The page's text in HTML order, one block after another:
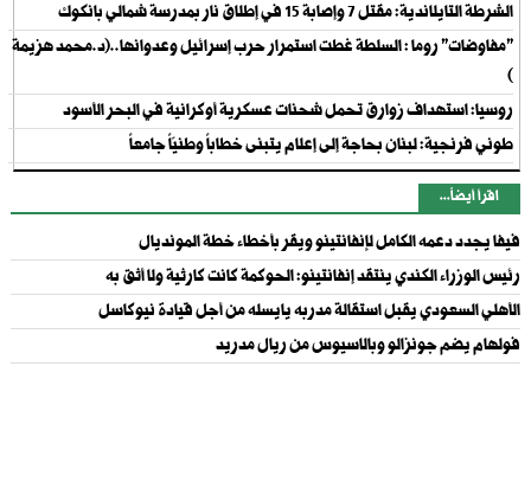
الشرطة التايلاندية: مقتل 7 وإصابة 15 في إطلاق نار بمدرسة شمالي بانكوك
"مفاوضات" روما : السلطة غطت استمرار حرب إسرائيل وعدوانها..(د.محمد هزيمة
)
روسيا: استهداف زوارق تحمل شحنات عسكرية أوكرانية في البحر الأسود
طوني فرنجية: لبنان بحاجة إلى إعلام يتبنى خطاباً وطنيّاً جامعاً
اقرأ أيضاً...
فيفا يجدد دعمه الكامل لإنفانتينو ويقر بأخطاء خطة المونديال
رئيس الوزراء الكندي ينتقد إنفانتينو: الحوكمة كانت كارثية ولا أثق به
الأهلي السعودي يقبل استقالة مدربه يايسله من أجل قيادة نيوكاسل
فولهام يضم جونزالو وبالاسيوس من ريال مدريد